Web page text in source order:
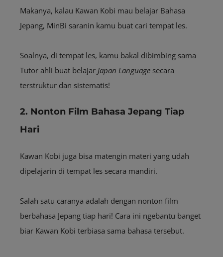
Makanya, kalau Kawan Kobi mau belajar Bahasa
Jepang, MinBi saranin kamu buat cari tempat les.
Soalnya, di tempat les, kamu bakal dibimbing sama
Tutor ahli buat belajar Japan Language secara
terstruktur dan sistematis!
2. Nonton Film Bahasa Jepang Tiap
Hari
Kawan Kobi juga bisa matengin materi yang udah
dipelajarin di tempat les secara mandiri.
Salah satu caranya adalah dengan nonton film
berbahasa Jepang tiap hari! Cara ini ngebantu banget
biar Kawan Kobi terbiasa sama bahasa tersebut.